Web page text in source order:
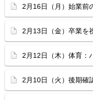
2月16日（月）始業前
2月13日（金）卒業
2月12日（木）体育：
2月10日（火）後期確